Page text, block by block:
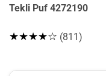
Tekli Puf 4272190
★★★★☆ (811)